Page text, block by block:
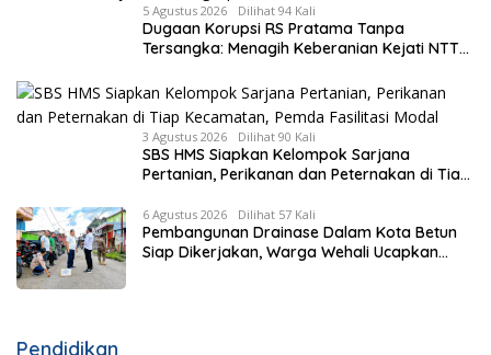
5 Agustus 2026 Dilihat 94 Kali
Dugaan Korupsi RS Pratama Tanpa
Tersangka: Menagih Keberanian Kejati NTT
3 Agustus 2026 Dilihat 90 Kali
SBS HMS Siapkan Kelompok Sarjana
Pertanian, Perikanan dan Peternakan di Tiap
6 Agustus 2026 Dilihat 57 Kali
Pembangunan Drainase Dalam Kota Betun
Siap Dikerjakan, Warga Wehali Ucapkan
Pendidikan